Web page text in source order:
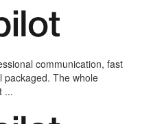
communication, fast
packaged. The whole
...